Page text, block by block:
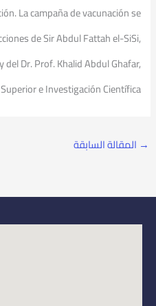
La campaña de vacunación se
de Sir Abdul Fattah el-SiSi,
del Dr. Prof. Khalid Abdul Ghafar,
e Investigación Científica.
→ المقالة السابقة